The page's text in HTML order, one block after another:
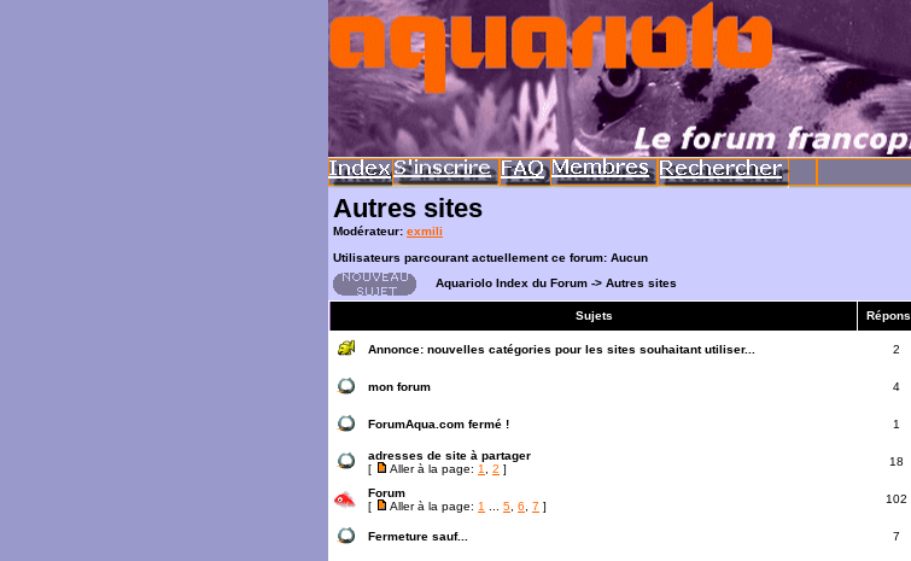
Autres sites
Modérateur: exmili
Utilisateurs parcourant actuellement ce forum: Aucun
Aquariolo Index du Forum -> Autres sites
Sujets
Annonce: nouvelles catégories pour les sites souhaitant utiliser... 2
mon forum 4
ForumAqua.com fermé ! 1
adresses de site à partager
[
Aller à la page: 1 2 ]
18
Forum
[
Aller à la page: 1 5 6 7 ]
102
Fermeture sauf... 7